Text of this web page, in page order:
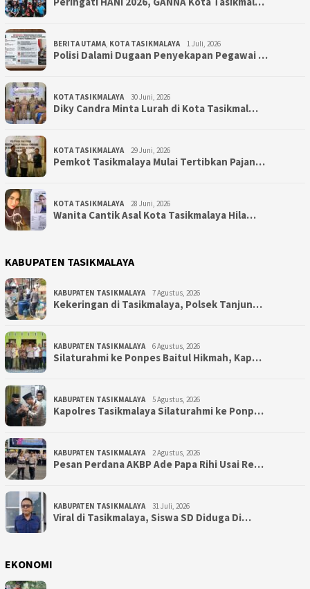
BERITA UTAMA KOTA TASIKMALAYA 1 Juli, 2026
Polisi Dalami Dugaan Penyekapan Pegawai …
KOTA TASIKMALAYA 30 Juni, 2026
Diky Candra Minta Lurah di Kota Tasikmal…
KOTA TASIKMALAYA 29 Juni, 2026
Pemkot Tasikmalaya Mulai Tertibkan Pajan…
KOTA TASIKMALAYA 28 Juni, 2026
Wanita Cantik Asal Kota Tasikmalaya Hila…
KABUPATEN TASIKMALAYA
KABUPATEN TASIKMALAYA 7 Agustus, 2026
Kekeringan di Tasikmalaya, Polsek Tanjun…
KABUPATEN TASIKMALAYA 6 Agustus, 2026
Silaturahmi ke Ponpes Baitul Hikmah, Kap…
KABUPATEN TASIKMALAYA 5 Agustus, 2026
Kapolres Tasikmalaya Silaturahmi ke Ponp…
KABUPATEN TASIKMALAYA 2 Agustus, 2026
Pesan Perdana AKBP Ade Papa Rihi Usai Re…
KABUPATEN TASIKMALAYA 31 Juli, 2026
Viral di Tasikmalaya, Siswa SD Diduga Di…
EKONOMI